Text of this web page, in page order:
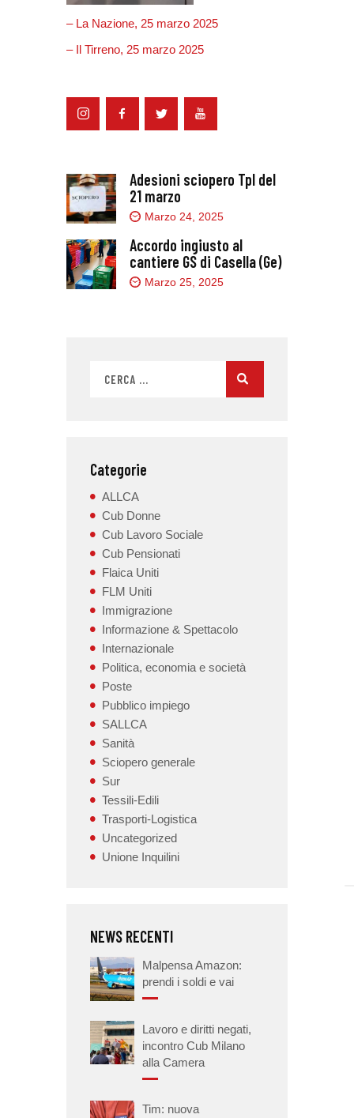
– La Nazione, 25 marzo 2025
– Il Tirreno, 25 marzo 2025
Adesioni sciopero Tpl del
21 marzo
Marzo 24, 2025
Accordo ingiusto al
cantiere GS di Casella (Ge)
Marzo 25, 2025
Categorie
ALLCA
Cub Donne
Cub Lavoro Sociale
Cub Pensionati
Flaica Uniti
FLM Uniti
Immigrazione
Informazione & Spettacolo
Internazionale
Politica, economia e società
Poste
Pubblico impiego
SALLCA
Sanità
Sciopero generale
Sur
Tessili-Edili
Trasporti-Logistica
Uncategorized
Unione Inquilini
NEWS RECENTI
Malpensa Amazon:
prendi i soldi e vai
Lavoro e diritti negati,
incontro Cub Milano
alla Camera
Tim: nuova